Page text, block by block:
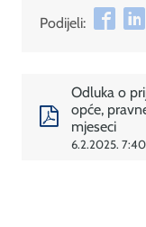
Podijeli:
Odluka o
opće,
mjeseci
6.2.2025.